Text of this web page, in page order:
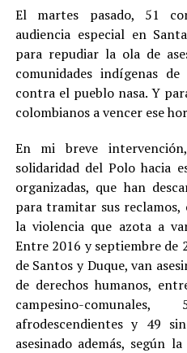
El martes pasado, 51
audiencia especial en
para repudiar la ola de
comunidades indígenas
contra el pueblo nasa. Y
colombianos a vencer ese
En mi breve
solidaridad del Polo hacia
organizadas, que han
para tramitar sus
la violencia que azota a
Entre 2016 y septiembre de
de Santos y Duque, van
de derechos humanos,
campesino-
afrodescendientes y 49
asesinado además, según